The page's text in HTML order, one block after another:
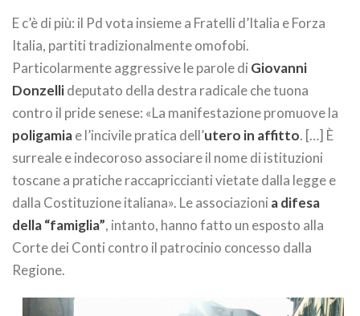
E c’è di più: il Pd vota insieme a Fratelli d’Italia e Forza
Italia, partiti tradizionalmente omofobi.
Particolarmente aggressive le parole di Giovanni
Donzellideputato della destra radicale che tuona
contro il pride senese: «La manifestazione promuove la
poligamiae l’incivile pratica dell’utero in affitto. […] È
surreale e indecoroso associare il nome di istituzioni
toscane a pratiche raccapriccianti vietate dalla legge e
dalla Costituzione italiana». Le associazioni a difesa
della “famiglia”, intanto, hanno fatto un esposto alla
Corte dei Conti contro il patrocinio concesso dalla
Regione.